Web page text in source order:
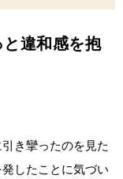
違和感を抱
き攣ったのを見た
したことに気づい